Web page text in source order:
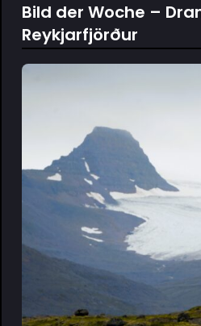
Bild der Woche –
Reykjarfjörður